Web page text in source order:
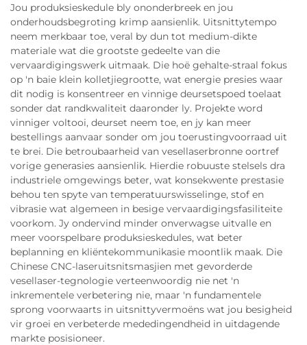
Jou produksieskedule bly ononderbreek en jou
onderhoudsbegroting krimp aansienlik. Uitsnittytempo
neem merkbaar toe, veral by dun tot medium-dikte
materiale wat die grootste gedeelte van die
vervaardigingswerk uitmaak. Die hoë gehalte-straal fokus
op 'n baie klein kolletjiegrootte, wat energie presies waar
dit nodig is konsentreer en vinnige deursetspoed toelaat
sonder dat randkwaliteit daaronder ly. Projekte word
vinniger voltooi, deurset neem toe, en jy kan meer
bestellings aanvaar sonder om jou toerustingvoorraad uit
te brei. Die betroubaarheid van vesellaserbronne oortref
vorige generasies aansienlik. Hierdie robuuste stelsels dra
industriele omgewings beter, wat konsekwente prestasie
behou ten spyte van temperatuurswisselinge, stof en
vibrasie wat algemeen in besige vervaardigingsfasiliteite
voorkom. Jy ondervind minder onverwagse uitvalle en
meer voorspelbare produksieskedules, wat beter
beplanning en kliëntekommunikasie moontlik maak. Die
Chinese CNC-laseruitsnitsmasjien met gevorderde
vesellaser-tegnologie verteenwoordig nie net 'n
inkrementele verbetering nie, maar 'n fundamentele
sprong voorwaarts in uitsnittyvermoëns wat jou besigheid
vir groei en verbeterde mededingendheid in uitdagende
markte posisioneer.